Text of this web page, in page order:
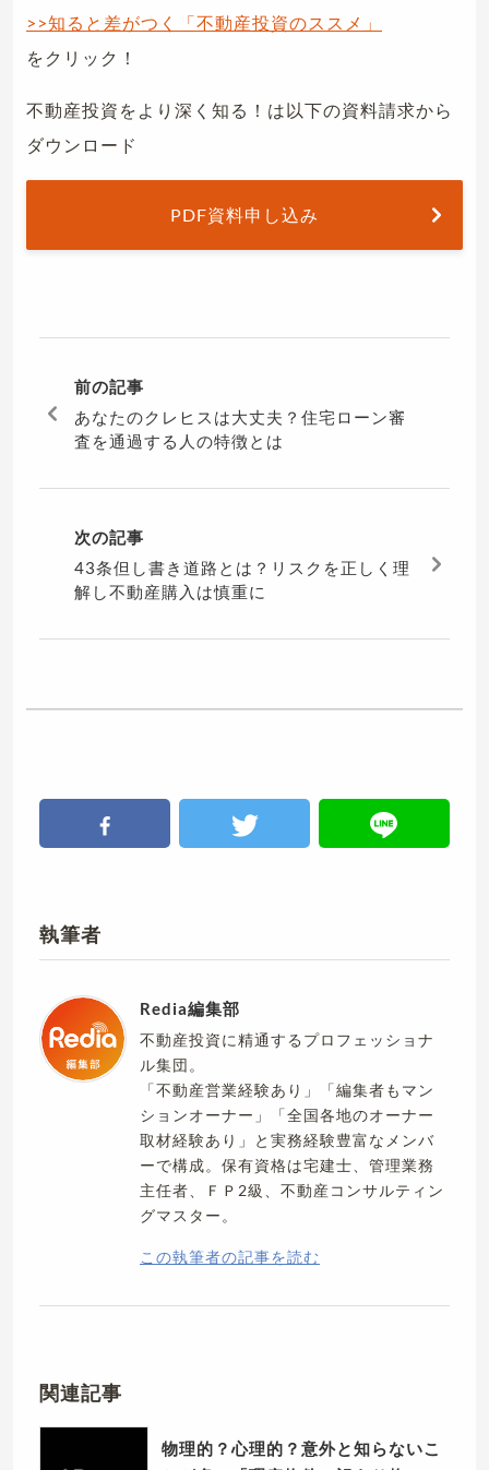
>>知ると差がつく「不動産投資のススメ」
をクリック！
不動産投資をより深く知る！は以下の資料請求から
ダウンロード
PDF資料申し込み
前の記事
あなたのクレヒスは大丈夫？住宅ローン審
査を通過する人の特徴とは
次の記事
43条但し書き道路とは？リスクを正しく理
解し不動産購入は慎重に
執筆者
Redia編集部
不動産投資に精通するプロフェッショナ
ル集団。
「不動産営業経験あり」「編集者もマン
ションオーナー」「全国各地のオーナー
取材経験あり」と実務経験豊富なメンバ
ーで構成。保有資格は宅建士、管理業務
主任者、ＦＰ2級、不動産コンサルティン
グマスター。
この執筆者の記事を読む
関連記事
物理的？心理的？意外と知らないこ